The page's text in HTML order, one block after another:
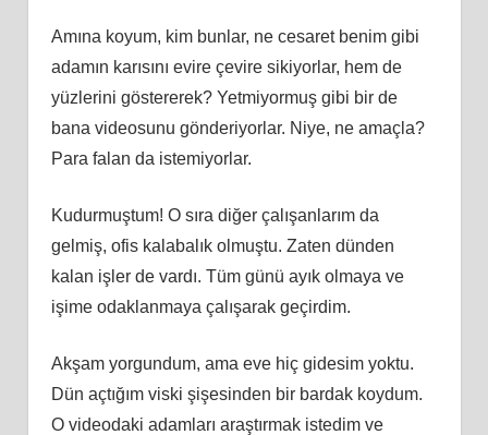
Amına koyum, kim bunlar, ne cesaret benim gibi
adamın karısını evire çevire sikiyorlar, hem de
yüzlerini göstererek? Yetmiyormuş gibi bir de
bana videosunu gönderiyorlar. Niye, ne amaçla?
Para falan da istemiyorlar.
Kudurmuştum! O sıra diğer çalışanlarım da
gelmiş, ofis kalabalık olmuştu. Zaten dünden
kalan işler de vardı. Tüm günü ayık olmaya ve
işime odaklanmaya çalışarak geçirdim.
Akşam yorgundum, ama eve hiç gidesim yoktu.
Dün açtığım viski şişesinden bir bardak koydum.
O videodaki adamları araştırmak istedim ve